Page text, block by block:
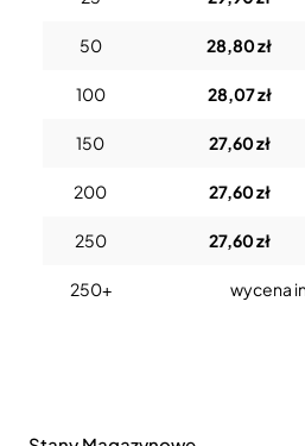
50 28,80 zł
100 28,07 zł
150 27,60 zł
200 27,60 zł
250 27,60 zł
250+ wycena